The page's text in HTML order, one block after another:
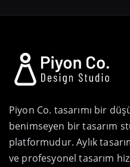
Piyon Co. tasarımı bir
benimseyen bir tasarım
platformudur. Aylık
ve profesyonel tasarım